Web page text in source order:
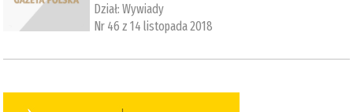
Dział:Wywiady
Nr 46 z 14 listopada 2018